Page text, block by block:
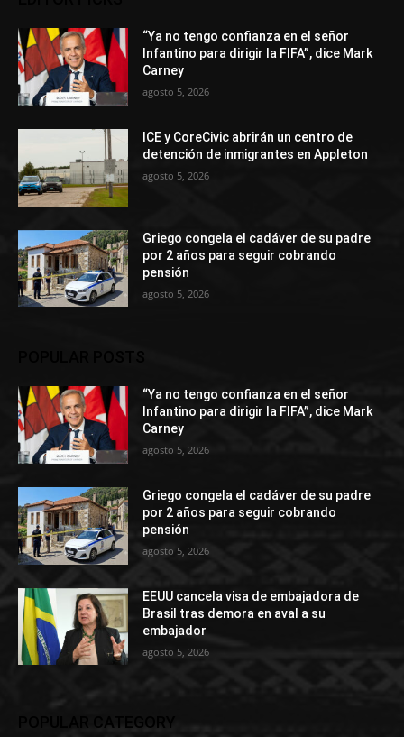
“Ya no tengo confianza en el señor
Infantino para dirigir la FIFA”, dice Mark
Carney
agosto 5, 2026
ICE y CoreCivic abrirán un centro de
detención de inmigrantes en Appleton
agosto 5, 2026
Griego congela el cadáver de su padre
por 2 años para seguir cobrando
pensión
agosto 5, 2026
“Ya no tengo confianza en el señor
Infantino para dirigir la FIFA”, dice Mark
Carney
agosto 5, 2026
Griego congela el cadáver de su padre
por 2 años para seguir cobrando
pensión
agosto 5, 2026
EEUU cancela visa de embajadora de
Brasil tras demora en aval a su
embajador
agosto 5, 2026
POPULAR CATEGORY